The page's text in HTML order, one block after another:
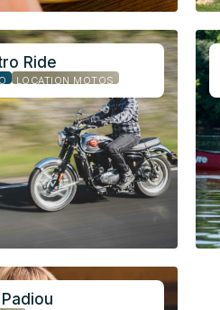
Ride
LOCATION MOTOS